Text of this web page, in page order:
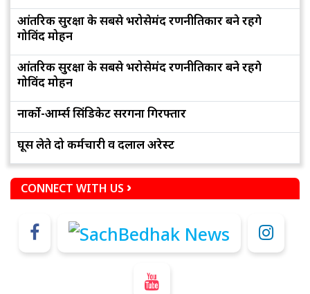
आंतरिक सुरक्षा के सबसे भरोसेमंद रणनीतिकार बने रहेंगे
गोविंद मोहन
आंतरिक सुरक्षा के सबसे भरोसेमंद रणनीतिकार बने रहेंगे
गोविंद मोहन
नार्को-आर्म्स सिंडिकेट सरगना गिरफ्तार
घूस लेते दो कर्मचारी व दलाल अरेस्ट
CONNECT WITH US